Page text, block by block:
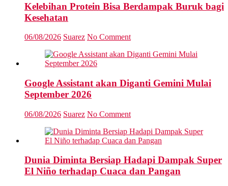
Kelebihan Protein Bisa Berdampak Buruk bagi
Kesehatan
06/08/2026 Suarez No Comment
Google Assistant akan Diganti Gemini Mulai
September 2026
06/08/2026 Suarez No Comment
Dunia Diminta Bersiap Hadapi Dampak Super
El Niño terhadap Cuaca dan Pangan